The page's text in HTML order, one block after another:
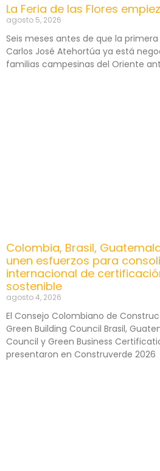
La Feria de las Flores
agosto 5, 2026
Seis meses antes de que la
Carlos José Atehortúa ya está
familias campesinas del Oriente
Colombia, Brasil,
unen esfuerzos para
internacional de
sostenible
agosto 4, 2026
El Consejo Colombiano de
Green Building Council Brasil,
Council y Green Business
presentaron en Construverde 2026